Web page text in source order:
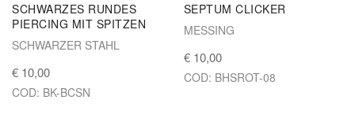
SCHWARZES RUNDES
PIERCING MIT SPITZEN
SCHWARZER STAHL
€ 10,00
COD: BK-BCSN
SEPTUM CLICKER
MESSING
€ 10,00
COD: BHSROT-08